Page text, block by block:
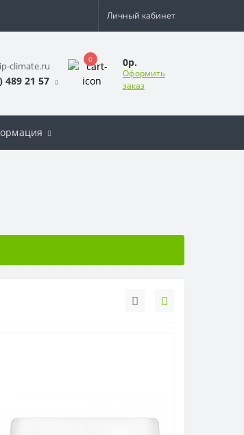
Личный кабинет
climate.ru
489 21 57
0 0р.
Оформить
заказ